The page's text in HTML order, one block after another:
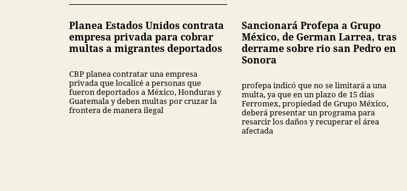
Planea Estados Unidos contrata
empresa privada para cobrar
multas a migrantes deportados
CBP planea contratar una empresa
privada que localicé a personas que
fueron deportados a México, Honduras y
Guatemala y deben multas por cruzar la
frontera de manera ilegal
Sancionará Profepa a Grupo
México, de German Larrea, tras
derrame sobre rio san Pedro en
Sonora
profepa indicó que no se limitará a una
multa, ya que en un plazo de 15 días
Ferromex, propiedad de Grupo México,
deberá presentar un programa para
resarcir los daños y recuperar el área
afectada